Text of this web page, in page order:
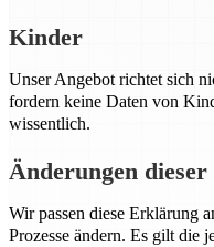
Kinder
Unser Angebot richtet sich
fordern keine Daten von
wissentlich.
Änderungen
Wir passen diese Erklärung
Prozesse ändern. Es gilt die